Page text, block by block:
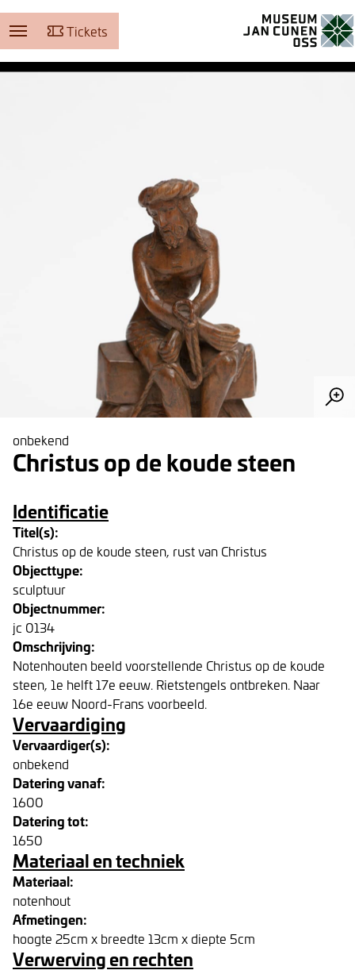
Tickets
onbekend
Christus op de koude steen
Identificatie
Titel(s):
Christus op de koude steen, rust van Christus
Objecttype:
sculptuur
Objectnummer:
jc 0134
Omschrijving:
Notenhouten beeld voorstellende Christus op de koude
steen, 1e helft 17e eeuw. Rietstengels ontbreken. Naar
16e eeuw Noord-Frans voorbeeld.
Vervaardiging
Vervaardiger(s):
onbekend
Datering vanaf:
1600
Datering tot:
1650
Materiaal en techniek
Materiaal:
notenhout
Afmetingen:
hoogte 25cm x breedte 13cm x diepte 5cm
Verwerving en rechten